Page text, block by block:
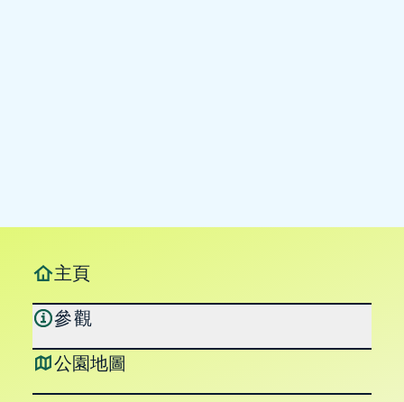
主頁
參觀
公園地圖